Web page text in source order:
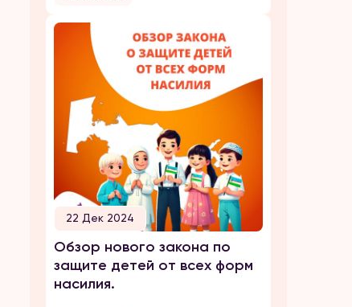
22 Дек 2024
Обзор нового закона по
защите детей от всех форм
насилия.